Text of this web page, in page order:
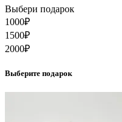
Выбери подарок
1000₽
1500₽
2000₽
Выберите подарок